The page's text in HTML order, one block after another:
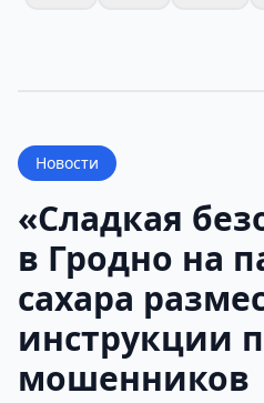
Новости
«Сладкая
в Гродно на
сахара
инструкции
мошенников